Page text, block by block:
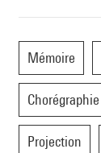
Mémoire
Chorégraphie
Projection